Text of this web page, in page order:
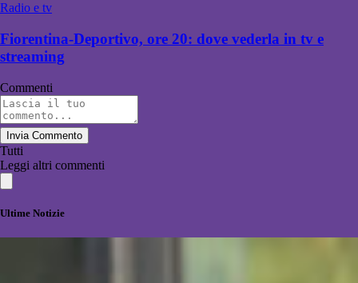
Radio e tv
Fiorentina-Deportivo, ore 20: dove vederla in tv e
streaming
Commenti
Invia Commento
Tutti
Leggi altri commenti
Ultime Notizie